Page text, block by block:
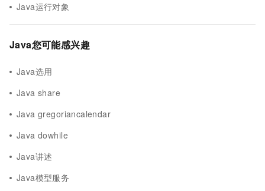
Java运行对象
Java您可能感兴趣
Java选用
Java share
Java gregoriancalendar
Java dowhile
Java讲述
Java模型服务